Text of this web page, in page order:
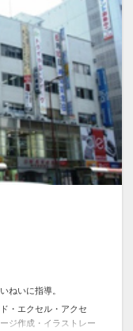
ねいに指導。
・エクセル・アクセ
ジ作成・イラストレー